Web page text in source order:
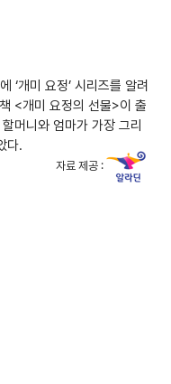
‘개미 요정’ 시리즈를 알려
<개미 요정의 선물>이 출
머니와 엄마가 가장 그리
다.
자료 제공 :